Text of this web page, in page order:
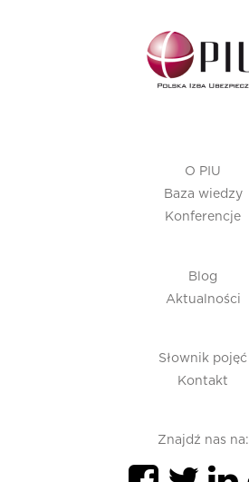
O PIU
Baza wiedzy
Konferencje
Blog
Aktualności
Słownik pojęć
Kontakt
Znajdź nas na: